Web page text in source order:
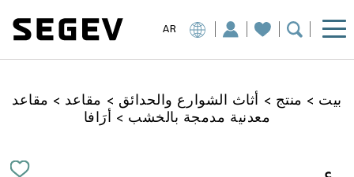
AR
بيت > منتج > أثاث الشوارع والحدائق > مقاعد > مقاعد
معدنية مدمجة بالخشب > أرَافا